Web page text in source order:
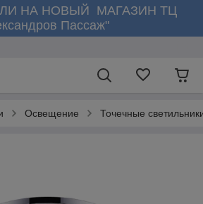
НА НОВЫЙ МАГАЗИН ТЦ
Пассаж"
Освещение Точечные